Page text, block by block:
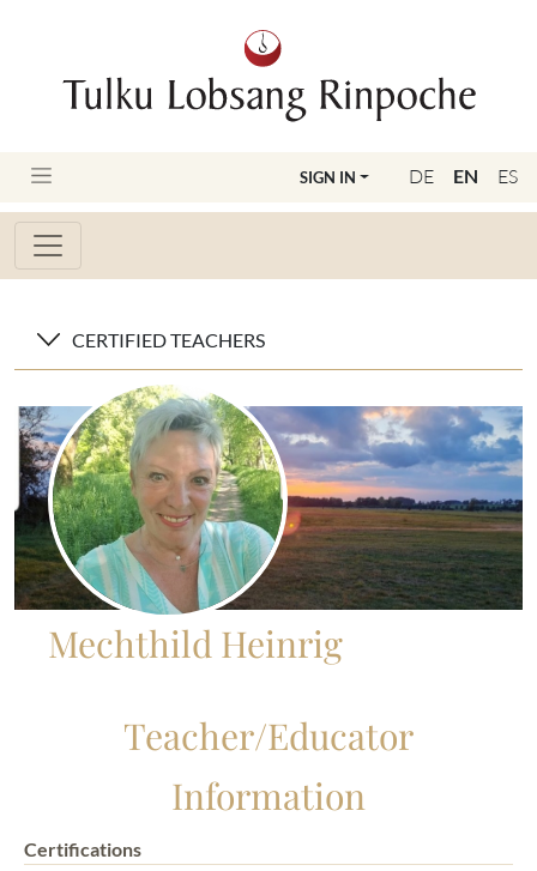
DE EN ES
SIGN IN
CERTIFIED TEACHERS
Mechthild Heinrig
Teacher/Educator
Information
Certifications